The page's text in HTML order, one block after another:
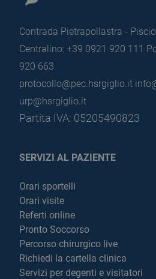
Contrada Pietrapollastra -
Centralino: +39 0921 920 111
920 663
protocollo@pec.hsrgiglio.it
urp@hsrgiglio.it
Partita IVA: 05205490823
SERVIZI AL PAZIENTE
Orari sportelli
Orari visite
Referti online
Pronto Soccorso
Percorso chirurgico live
Richiedi la cartella clinica
Servizi per degenti e visitatori